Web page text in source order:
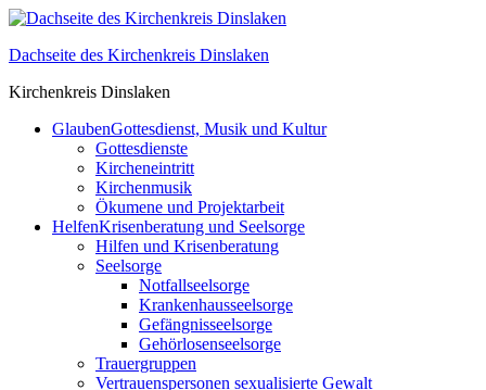
Skip
content
Dachseite des Kirchenkreis Dinslaken
Kirchenkreis Dinslaken
GlaubenGottesdienst, Musik und Kultur
Gottesdienste
Kircheneintritt
Kirchenmusik
Ökumene und Projektarbeit
HelfenKrisenberatung und Seelsorge
Hilfen und Krisenberatung
Seelsorge
Notfallseelsorge
Krankenhausseelsorge
Gefängnisseelsorge
Gehörlosenseelsorge
Trauergruppen
Vertrauenspersonen sexualisierte Gewalt